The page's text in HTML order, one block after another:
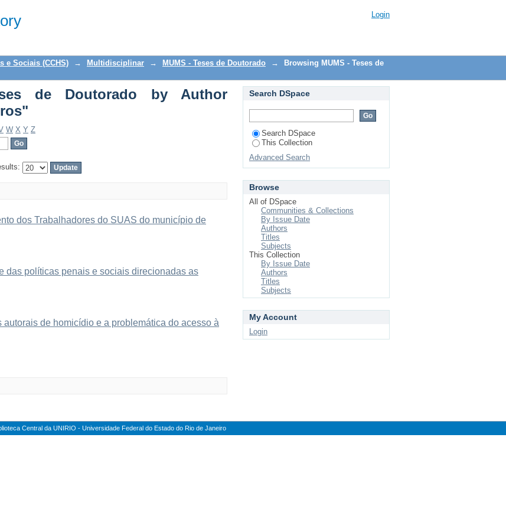
Doutorado by Author "Kornalewski, Alex Medeiros" Login
e Sociais (CCHS) → Multidisciplinar → MUMS - Teses de Doutorado →
Browsing MUMS - Teses de
de Doutorado by Author
W X Y Z
dos Trabalhadores do SUAS do município de
das políticas penais e sociais direcionadas as
de homicídio e a problemática do acesso à
Search DSpace
Search DSpace
This Collection
Advanced Search
Browse
All of DSpace
Communities & Collections
By Issue Date
Authors
Titles
Subjects
This Collection
By Issue Date
Authors
Titles
Subjects
My Account
Login
Central da UNIRIO - Universidade Federal do Estado do Rio de Janeiro